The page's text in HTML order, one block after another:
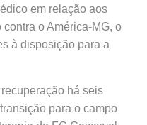
em relação aos
o América-MG, o
à disposição para a
há seis
para o campo